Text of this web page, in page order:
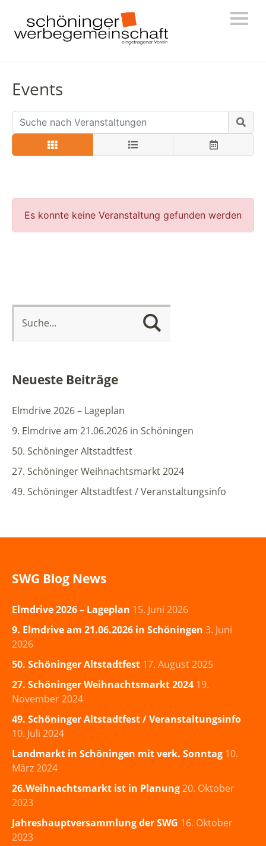
Events
Es konnte keine Veranstaltung gefunden werden
Neueste Beiträge
Elmdrive 2026 – Lageplan
9. Elmdrive am 21.06.2026 in Schöningen
50. Schöninger Altstadtfest
27. Schöninger Weihnachtsmarkt 2024
49. Schöninger Altstadtfest / Veranstaltungsinfo
SWG Blog News
Elmdrive 2026 – Lageplan 15. Juni 2026
9. Elmdrive am 21.06.2026 in Schöningen 3. Juni
2026
50. Schöninger Altstadtfest 17. August 2025
27. Schöninger Weihnachtsmarkt 2024 19.
November 2024
49. Schöninger Altstadtfest / Veranstaltungsinfo
10. Juli 2024
Landmarkt in Schöningen mit verk. Sonntag 10.
März 2024
26.Weihnachtsmarkt ist in Planung20. Oktober
2023
Jahreshauptversammlung der SWG 16. Oktober
2023